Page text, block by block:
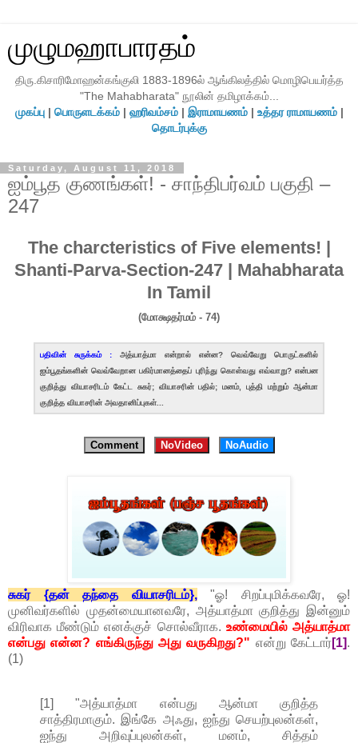
முழுமஹாபாரதம்
திரு.கிசாரிமோஹன்கங்குலி 1883-1896ல் ஆங்கிலத்தில் மொழிபெயர்த்த
"The Mahabharata" நூலின் தமிழாக்கம்...
முகப்பு| பொருளடக்கம்| ஹரிவம்சம்| இராமாயணம்| உத்தர ராமாயணம்|
தொடர்புக்கு
Saturday, August 11, 2018
ஐம்பூத குணங்கள்! - சாந்திபர்வம் பகுதி –
247
The charcteristics of Five elements! |
Shanti-Parva-Section-247 | Mahabharata
In Tamil
(மோக்ஷதர்மம் - 74)
பதிவின் சுருக்கம் :அத்யாத்மா என்றால் என்ன? வெவ்வேறு பொருட்களில்
ஐம்பூதங்களின் வெவ்வேறான பகிர்மானத்தைப் புரிந்து கொள்வது எவ்வாறு? என்பன
குறித்து வியாசரிடம் கேட்ட சுகர்; வியாசரின் பதில்; மனம், புத்தி மற்றும் ஆன்மா
குறித்த வியாசரின் அவதானிப்புகள்...
Comment NoVideo NoAudio
சுகர் {தன் தந்தை வியாசரிடம்},"ஓ! சிறப்புமிக்கவரே, ஓ!
முனிவர்களில் முதன்மையானவரே, அத்யாத்மா குறித்து இன்னும்
விரிவாக மீண்டும் எனக்குச் சொல்வீராக. உண்மையில் அத்யாத்மா
என்பது என்ன? எங்கிருந்து அது வருகிறது?" என்று கேட்டார்[1].
(1)
[1] "அத்யாத்மா என்பது ஆன்மா குறித்த
சாத்திரமாகும். இங்கே அஃது, ஐந்து செயற்புலன்கள்,
ஐந்து அறிவுப்புலன்கள், மனம், சித்தம்